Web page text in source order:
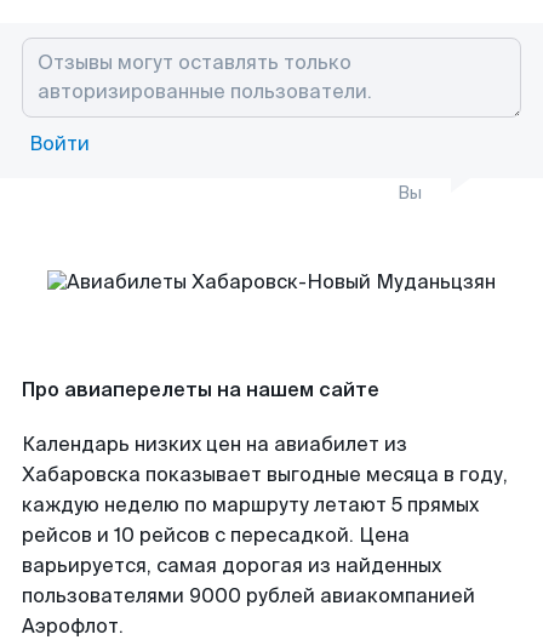
Войти
Вы
Про авиаперелеты на нашем сайте
Календарь низких цен на авиабилет из
Хабаровска показывает выгодные месяца в году,
каждую неделю по маршруту летают 5 прямых
рейсов и 10 рейсов с пересадкой. Цена
варьируется, самая дорогая из найденных
пользователями 9000 рублей авиакомпанией
Аэрофлот.